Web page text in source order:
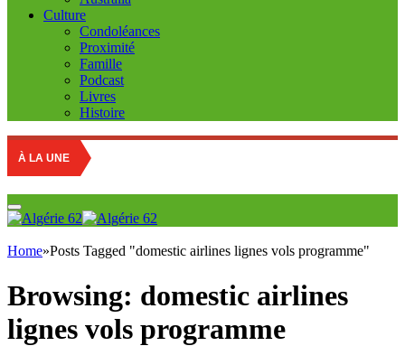
Culture
Condoléances
Proximité
Famille
Podcast
Livres
Histoire
À LA UNE
Home»Posts Tagged "domestic airlines lignes vols programme"
Browsing: domestic airlines
lignes vols programme